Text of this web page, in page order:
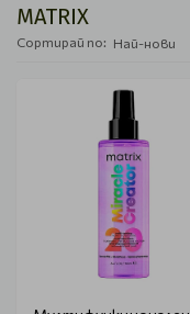
MATRIX
Сортирай по: